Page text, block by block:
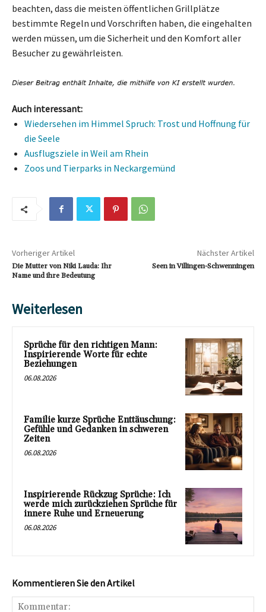
beachten, dass die meisten öffentlichen Grillplätze
bestimmte Regeln und Vorschriften haben, die eingehalten
werden müssen, um die Sicherheit und den Komfort aller
Besucher zu gewährleisten.
Auch interessant:
Wiedersehen im Himmel Spruch: Trost und Hoffnung für
die Seele
Ausflugsziele in Weil am Rhein
Zoos und Tierparks in Neckargemünd
Vorheriger Artikel
Die Mutter von Niki Lauda: Ihr
Name und ihre Bedeutung
Nächster Artikel
Seen in Villingen-Schwenningen
Weiterlesen
Sprüche für den richtigen Mann:
Inspirierende Worte für echte
Beziehungen
06.08.2026
Familie kurze Sprüche Enttäuschung:
Gefühle und Gedanken in schweren
Zeiten
06.08.2026
Inspirierende Rückzug Sprüche: Ich
werde mich zurückziehen Sprüche für
innere Ruhe und Erneuerung
06.08.2026
Kommentieren Sie den Artikel